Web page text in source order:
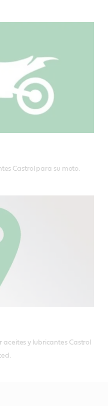
Castrol para su moto.
y lubricantes Castrol